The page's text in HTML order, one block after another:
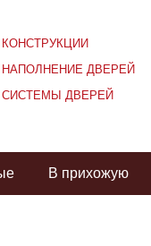
КОНСТРУКЦИИ
НАПОЛНЕНИЕ ДВЕРЕЙ
СИСТЕМЫ ДВЕРЕЙ
В прихожую